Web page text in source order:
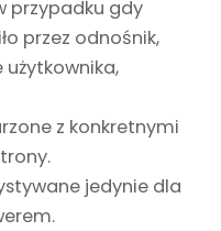
przypadku gdy
przez odnośnik,
z konkretnymi
jedynie dla